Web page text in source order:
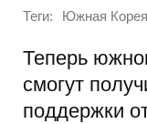
Теги: Южная Корея
Теперь
смогут
поддержки